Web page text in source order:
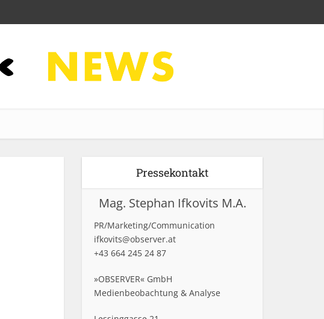
Pressekontakt
Mag. Stephan Ifkovits M.A.
PR/Marketing/Communication
ifkovits@observer.at
+43 664 245 24 87
»OBSERVER« GmbH
Medienbeobachtung & Analyse